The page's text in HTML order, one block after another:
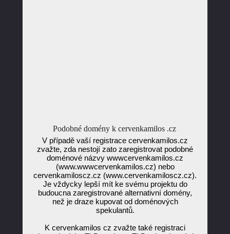
Podobné domény k cervenkamilos .cz
V případě vaší registrace cervenkamilos.cz
zvažte, zda nestojí zato zaregistrovat podobné
doménové názvy wwwcervenkamilos.cz
(www.wwwcervenkamilos.cz) nebo
cervenkamiloscz.cz (www.cervenkamiloscz.cz).
Je vždycky lepší mít ke svému projektu do
budoucna zaregistrované alternativní domény,
než je draze kupovat od doménových
spekulantů.
K cervenkamilos cz zvažte také registraci